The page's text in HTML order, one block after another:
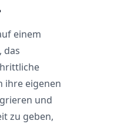
einem
das
ihre eigenen
und
zu geben,